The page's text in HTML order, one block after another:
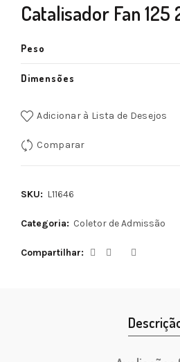
Catalisador Fan 125
Peso
Dimensões
Adicionar à Lista de Desejos
Comparar
SKU: L11646
Categoria: Coletor de Admissão
Compartilhar